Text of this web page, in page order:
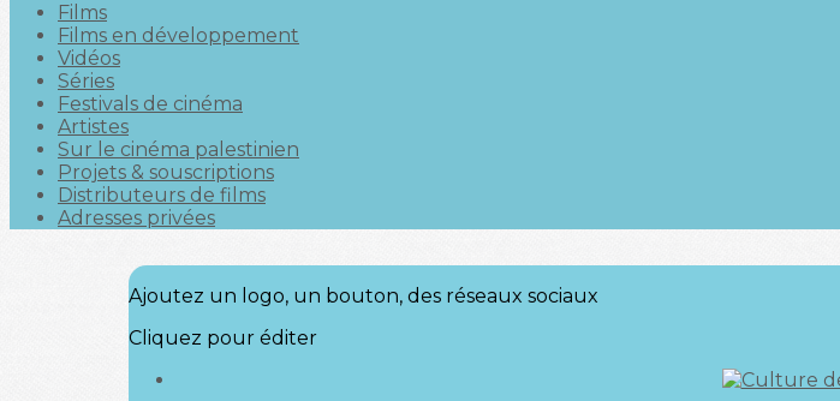
Films
Films en développement
Vidéos
Séries
Festivals de cinéma
Artistes
Sur le cinéma palestinien
Projets & souscriptions
Distributeurs de films
Adresses privées
Ajoutez un logo, un bouton, des réseaux sociaux
Cliquez pour éditer